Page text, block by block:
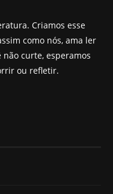
Criamos esse
como nós, ama ler
não curte, esperamos
ou refletir.